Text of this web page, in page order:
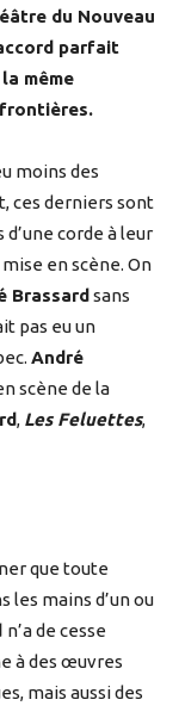
du Nouveau
parfait
même
moins des
ces derniers sont
corde à leur
en scène. On
Brassardsans
pas eu un
André
scène de la
, Les Feluettes,
que toute
les mains d’un ou
n’a de cesse
à des œuvres
mais aussi des